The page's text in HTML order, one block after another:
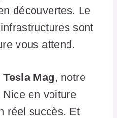
découvertes. Le
sont
vous attend.
Tesla Mag, notre
en voiture
réel succès. Et